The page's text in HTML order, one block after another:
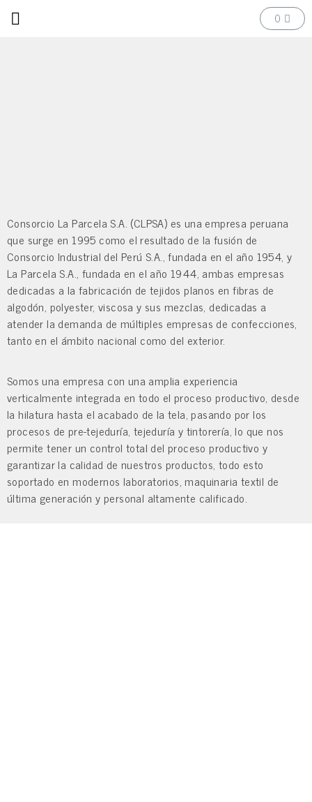
Consorcio La Parcela S.A. (CLPSA) es una empresa peruana
que surge en 1995 como el resultado de la fusión de
Consorcio Industrial del Perú S.A., fundada en el año 1954, y
La Parcela S.A., fundada en el año 1944, ambas empresas
dedicadas a la fabricación de tejidos planos en fibras de
algodón, polyester, viscosa y sus mezclas, dedicadas a
atender la demanda de múltiples empresas de confecciones,
tanto en el ámbito nacional como del exterior.
Somos una empresa con una amplia experiencia
verticalmente integrada en todo el proceso productivo, desde
la hilatura hasta el acabado de la tela, pasando por los
procesos de pre-tejeduría, tejeduría y tintorería, lo que nos
permite tener un control total del proceso productivo y
garantizar la calidad de nuestros productos, todo esto
soportado en modernos laboratorios, maquinaria textil de
última generación y personal altamente calificado.